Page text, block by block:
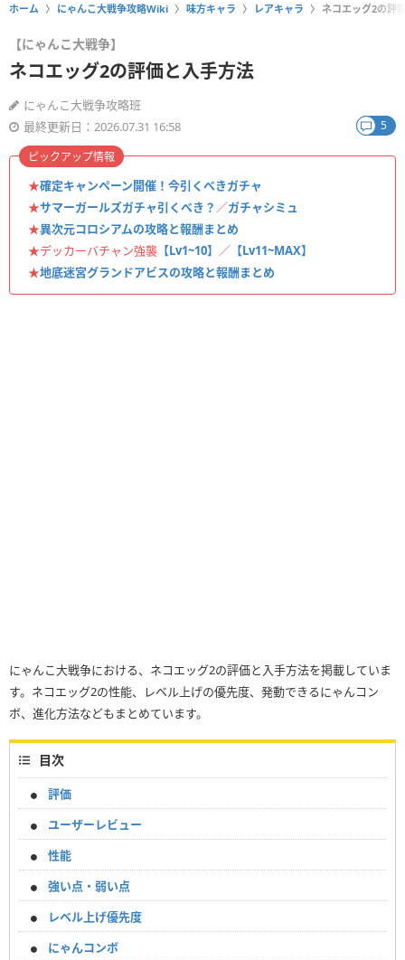
ホーム にゃんこ大戦争攻略Wiki 味方キャラ レアキャラ ネコエッグ2の評
【にゃんこ大戦争】
ネコエッグ2の評価と入手方法
にゃんこ大戦争攻略班
最終更新日：2026.07.31 16:58
5
★確定キャンペーン開催！今引くべきガチャ
★サマーガールズガチャ引くべき？ ／ガチャシミュ
★異次元コロシアムの攻略と報酬まとめ
★デッカーバチャン強襲 【Lv1~10】 ／ 【Lv11~MAX】
★地底迷宮グランドアビスの攻略と報酬まとめ
ピックアップ情報
にゃんこ大戦争における、ネコエッグ2の評価と入手方法を掲載していま
す。ネコエッグ2の性能、レベル上げの優先度、発動できるにゃんコン
ボ、進化方法などもまとめています。
目次
評価
ユーザーレビュー
性能
強い点・弱い点
レベル上げ優先度
にゃんコンボ